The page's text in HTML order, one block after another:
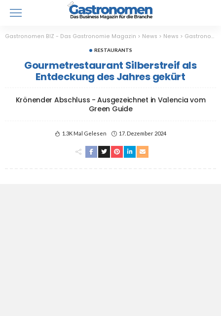
Gastronomen BIZ - Das Gastronomie Magazin > News > News > Gastronomie
RESTAURANTS
Gourmetrestaurant Silberstreif als
Entdeckung des Jahres gekürt
Krönender Abschluss - Ausgezeichnet in Valencia vom
Green Guide
1.3K Mal Gelesen 17. Dezember 2024